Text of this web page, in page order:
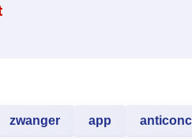
zwanger app